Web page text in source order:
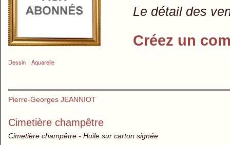
Dessin Aquarelle
Le détail des
Créez un
Pierre-Georges JEANNIOT
Cimetière champêtre
Cimetière champêtre - Huile sur carton signée